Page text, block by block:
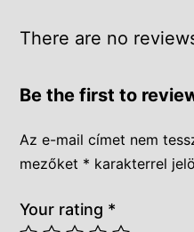
There are no
Be the first to
Az e-mail címet nem
mezőket * karakterrel
Your rating *